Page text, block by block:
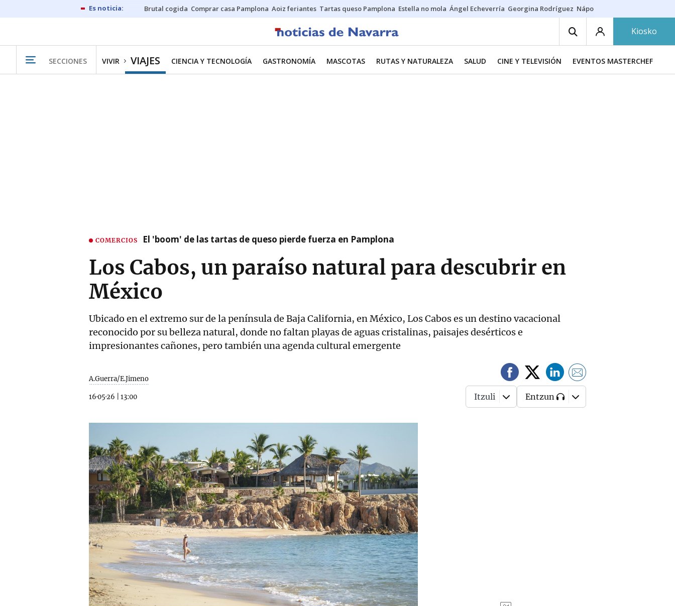
Brutal cogida Comprar casa Pamplona Aoiz feriantes Tartas queso Pamplona Estella no mola Ángel Echeverría Georgina Rodríguez Nápoles - Osasuna
Kiosko
SECCIONES VIVIR VIAJES CIENCIA Y TECNOLOGÍA GASTRONOMÍA MASCOTAS RUTAS Y NATURALEZA SALUD CINE Y TELEVISIÓN EVENTOS MASTERCHEF
COMERCIOS El 'boom' de las tartas de queso pierde fuerza en Pamplona
Los Cabos, un paraíso natural para descubrir en
México
Ubicado en el extremo sur de la península de Baja California, en México, Los Cabos es un destino vacacional
reconocido por su belleza natural, donde no faltan playas de aguas cristalinas, paisajes desérticos e
impresionantes cañones, pero también una agenda cultural emergente
A.Guerra/E.Jimeno
16·05·26 13:00 Itzuli Entzun